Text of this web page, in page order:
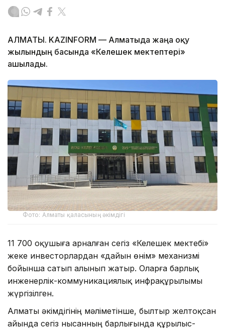
АЛМАТЫ. KAZINFORM — Алматыда жаңа оқу
жылындың басында «Келешек мектептері»
ашылады.
Фото: Алматы қаласының әкімдігі
11 700 оқушыға арналған сегіз «Келешек мектебі»
жеке инвесторлардан «дайын өнім» механизмі
бойынша сатып алынып жатыр. Оларға барлық
инженерлік-коммуникациялық инфрақұрылымы
жүргізілген.
Алматы әкімдігінің мәліметінше, былтыр желтоқсан
айында сегіз нысанның барлығында құрылыс-